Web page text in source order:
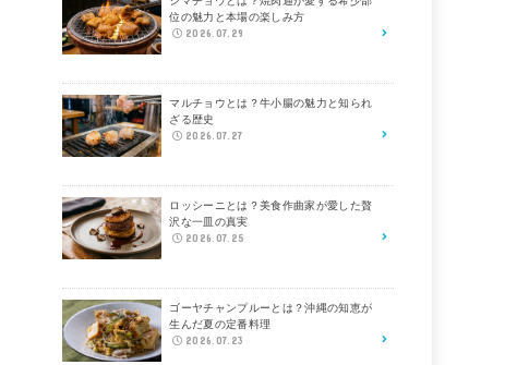
位の魅力と本場の楽しみ方
2026.07.29
マルチョウとは？牛小腸の魅力と知られ
ざる歴史
2026.07.27
ロッシーニとは？美食作曲家が愛した贅
沢な一皿の真実
2026.07.25
ゴーヤチャンプルーとは？沖縄の知恵が
生んだ夏の定番料理
2026.07.23